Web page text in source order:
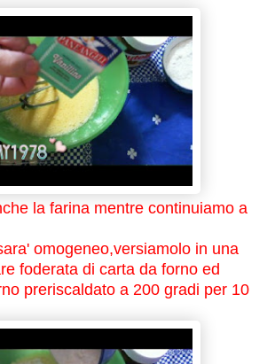
la farina mentre continuiamo a
omogeneo,versiamolo in una
foderata di carta da forno ed
preriscaldato a 200 gradi per 10